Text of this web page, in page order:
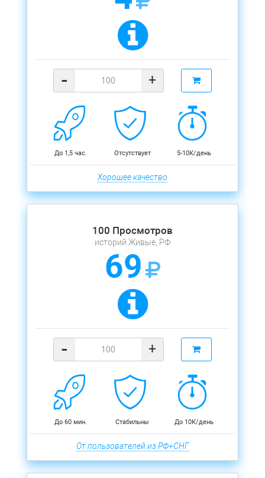
- +
До 1,5 час. Отсутствует 5-10К/день
Хорошее качество
100 Просмотров
историй Живые, РФ
69
- +
До 60 мин. Стабильны До 10К/день
От пользователей из РФ+СНГ